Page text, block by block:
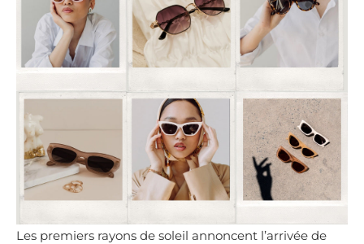
Les premiers rayons de soleil annoncent l’arrivée de